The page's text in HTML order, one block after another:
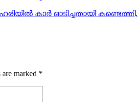
കാർ ഓടിച്ചതായി
marked *